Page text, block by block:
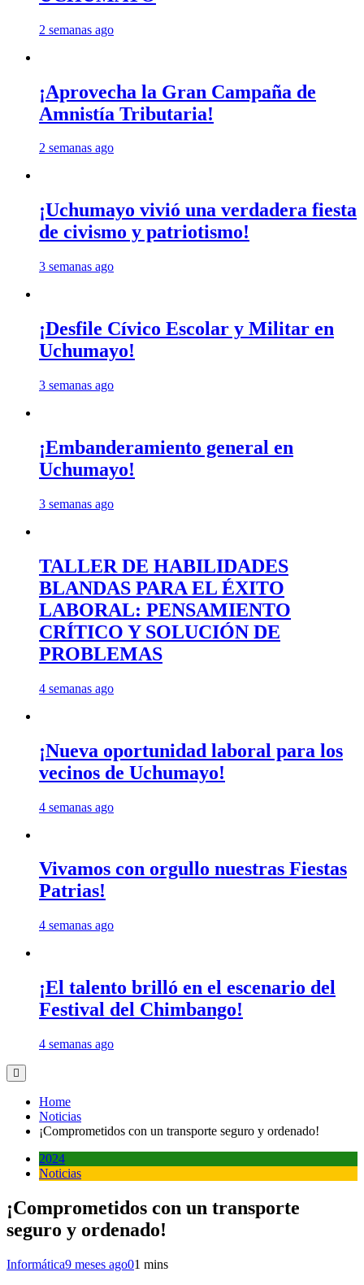
2 semanas ago
¡Aprovecha la Gran Campaña de
Amnistía Tributaria!
2 semanas ago
¡Uchumayo vivió una verdadera fiesta
de civismo y patriotismo!
3 semanas ago
¡Desfile Cívico Escolar y Militar en
Uchumayo!
3 semanas ago
¡Embanderamiento general en
Uchumayo!
3 semanas ago
TALLER DE HABILIDADES
BLANDAS PARA EL ÉXITO
LABORAL: PENSAMIENTO
CRÍTICO Y SOLUCIÓN DE
PROBLEMAS
4 semanas ago
¡Nueva oportunidad laboral para los
vecinos de Uchumayo!
4 semanas ago
Vivamos con orgullo nuestras Fiestas
Patrias!
4 semanas ago
¡El talento brilló en el escenario del
Festival del Chimbango!
4 semanas ago
Home
Noticias
¡Comprometidos con un transporte seguro y ordenado!
2024
Noticias
¡Comprometidos con un transporte
seguro y ordenado!
Informática9 meses ago01 mins